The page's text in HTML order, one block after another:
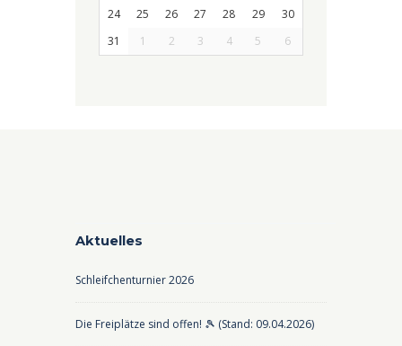
24
25 26 27 28 29
30
31
1 2 3 4 5 6
Aktuelles
Schleifchenturnier 2026
Die Freiplätze sind offen! 🎾 (Stand: 09.04.2026)